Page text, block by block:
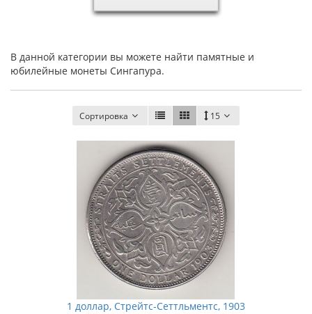
В данной категории вы можете найти памятные и
юбилейные монеты Сингапура.
Сортировка 15
1 доллар, Стрейтс-Сеттльментс, 1903